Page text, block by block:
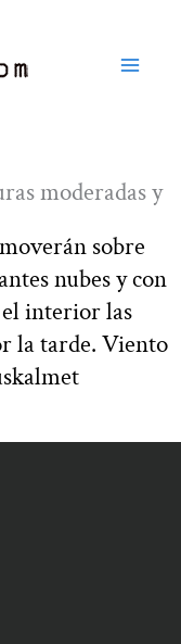
moderadas y
sobre
nubes y con
el interior las
la tarde. Viento